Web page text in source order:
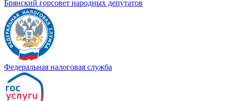
Брянский горсовет народных депутатов
Федеральная налоговая служба